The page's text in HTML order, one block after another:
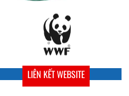
LIÊN KẾT WEBSITE